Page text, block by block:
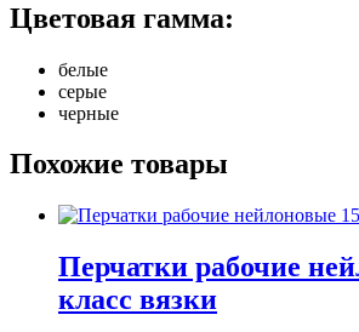
Цветовая гамма:
белые
серые
черные
Похожие товары
Перчатки рабочие
класс вязки